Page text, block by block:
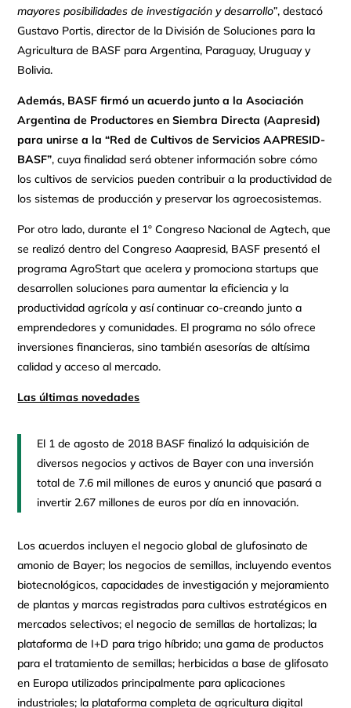
mayores posibilidades de investigación y desarrollo”, destacó
Gustavo Portis, director de la División de Soluciones para la
Agricultura de BASF para Argentina, Paraguay, Uruguay y
Bolivia.
Además, BASF firmó un acuerdo junto a la Asociación
Argentina de Productores en Siembra Directa (Aapresid)
para unirse a la “Red de Cultivos de Servicios AAPRESID-
BASF”, cuya finalidad será obtener información sobre cómo
los cultivos de servicios pueden contribuir a la productividad de
los sistemas de producción y preservar los agroecosistemas.
Por otro lado, durante el 1º Congreso Nacional de Agtech, que
se realizó dentro del Congreso Aaapresid, BASF presentó el
programa AgroStart que acelera y promociona startups que
desarrollen soluciones para aumentar la eficiencia y la
productividad agrícola y así continuar co-creando junto a
emprendedores y comunidades. El programa no sólo ofrece
inversiones financieras, sino también asesorías de altísima
calidad y acceso al mercado.
Las últimas novedades
El 1 de agosto de 2018 BASF finalizó la adquisición de
diversos negocios y activos de Bayer con una inversión
total de 7.6 mil millones de euros y anunció que pasará a
invertir 2.67 millones de euros por día en innovación.
Los acuerdos incluyen el negocio global de glufosinato de
amonio de Bayer; los negocios de semillas, incluyendo eventos
biotecnológicos, capacidades de investigación y mejoramiento
de plantas y marcas registradas para cultivos estratégicos en
mercados selectivos; el negocio de semillas de hortalizas; la
plataforma de I+D para trigo híbrido; una gama de productos
para el tratamiento de semillas; herbicidas a base de glifosato
en Europa utilizados principalmente para aplicaciones
industriales; la plataforma completa de agricultura digital